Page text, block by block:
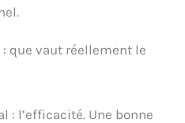
que vaut réellement le
: l’efficacité. Une bonne